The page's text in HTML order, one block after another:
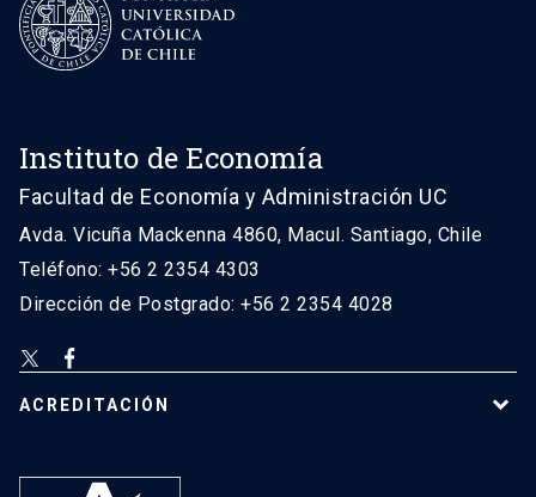
Instituto de Economía
Facultad de Economía y Administración UC
Avda. Vicuña Mackenna 4860, Macul. Santiago, Chile
Teléfono: +56 2 2354 4303
Dirección de Postgrado: +56 2 2354 4028
ACREDITACIÓN